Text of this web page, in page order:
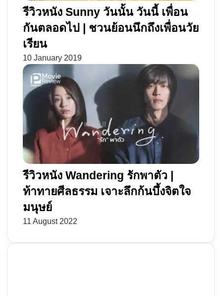
รีวิวหนัง Sunny วันนั้น วันนี้ เพื่อน
กันตลอดไป | ชวนย้อนนึกถึงเพื่อนวัย
เรียน
10 January 2019
รีวิวหนัง Wandering รักพาตัว |
ท้าทายศีลธรรม เจาะลึกก้นบึ้งจิตใจ
มนุษย์
11 August 2022